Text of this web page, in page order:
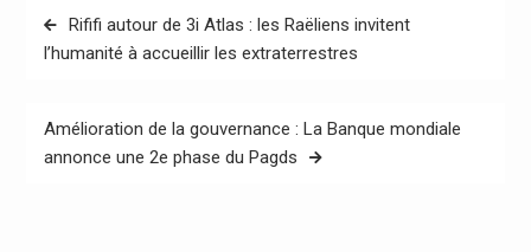
Navigation
de
Rififi autour de 3i Atlas : les Raëliens invitent
l’humanité à accueillir les extraterrestres
Amélioration de la gouvernance : La Banque mondiale
annonce une 2e phase du Pagds